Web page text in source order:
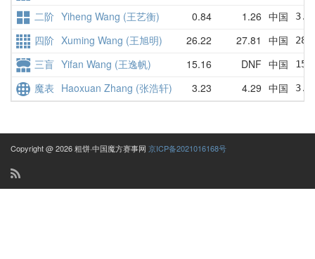
二阶 Yiheng Wang (王艺衡) 0.84 1.26 中国
四阶 Xuming Wang (王旭明) 26.22 27.81 中国
三盲 Yifan Wang (王逸帆) 15.16 DNF 中国
魔表 Haoxuan Zhang (张浩轩) 3.23 4.29 中国
Copyright @ 2026 粗饼·中国魔方赛事网 京ICP备2021016168号